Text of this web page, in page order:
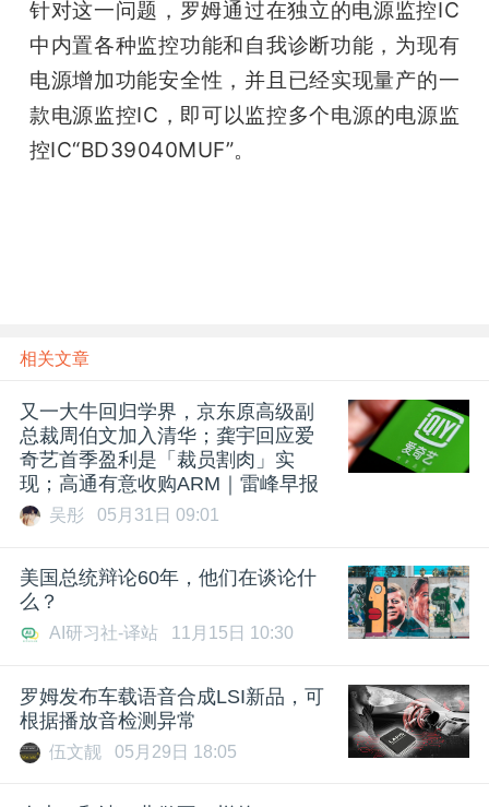
针对这一问题，罗姆通过在独立的电源监控IC
中内置各种监控功能和自我诊断功能，为现有
电源增加功能安全性，并且已经实现量产的一
款电源监控IC，即可以监控多个电源的电源监
控IC“BD39040MUF”。
相关文章
​又一大牛回归学界，京东原高级副
总裁周伯文加入清华；龚宇回应爱
奇艺首季盈利是「裁员割肉」实
现；高通有意收购ARM｜雷峰早报
吴彤 05月31日 09:01
美国总统辩论60年，他们在谈论什
么？
AI研习社-译站 11月15日 10:30
罗姆发布车载语音合成LSI新品，可
根据播放音检测异常
伍文靓 05月29日 18:05